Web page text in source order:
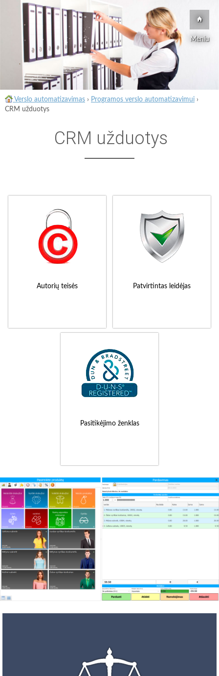
Meniu
Verslo automatizavimas › Programos verslo automatizavimui ›
CRM užduotys
CRM užduotys
Autorių teisės Patvirtintas leidėjas
Pasitikėjimo ženklas